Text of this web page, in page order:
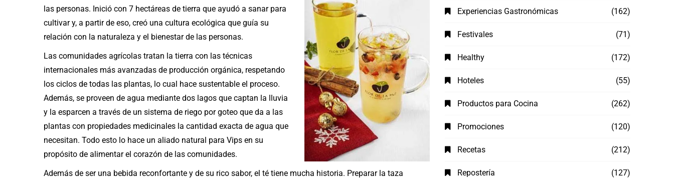
las personas. Inició con 7 hectáreas de tierra que ayudó a sanar para
cultivar y, a partir de eso, creó una cultura ecológica que guía su
relación con la naturaleza y el bienestar de las personas.
Las comunidades agrícolas tratan la tierra con las técnicas
internacionales más avanzadas de producción orgánica, respetando
los ciclos de todas las plantas, lo cual hace sustentable el proceso.
Además, se proveen de agua mediante dos lagos que captan la lluvia
y la esparcen a través de un sistema de riego por goteo que da a las
plantas con propiedades medicinales la cantidad exacta de agua que
necesitan. Todo esto lo hace un aliado natural para Vips en su
propósito de alimentar el corazón de las comunidades.
Además de ser una bebida reconfortante y de su rico sabor, el té tiene mucha historia. Preparar la taza
Experiencias Gastronómicas (162)
Festivales (71)
Healthy (172)
Hoteles (55)
Productos para Cocina (262)
Promociones (120)
Recetas (212)
Repostería (127)